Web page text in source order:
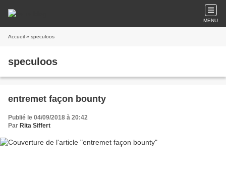
MENU
Accueil » speculoos
speculoos
entremet façon bounty
Publié le 04/09/2018 à 20:42
Par Rita Siffert